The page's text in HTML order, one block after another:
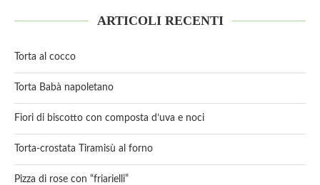
ARTICOLI RECENTI
Torta al cocco
Torta Babà napoletano
Fiori di biscotto con composta d’uva e noci
Torta-crostata Tiramisù al forno
Pizza di rose con “friarielli”